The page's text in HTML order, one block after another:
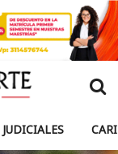
JUDICIALES